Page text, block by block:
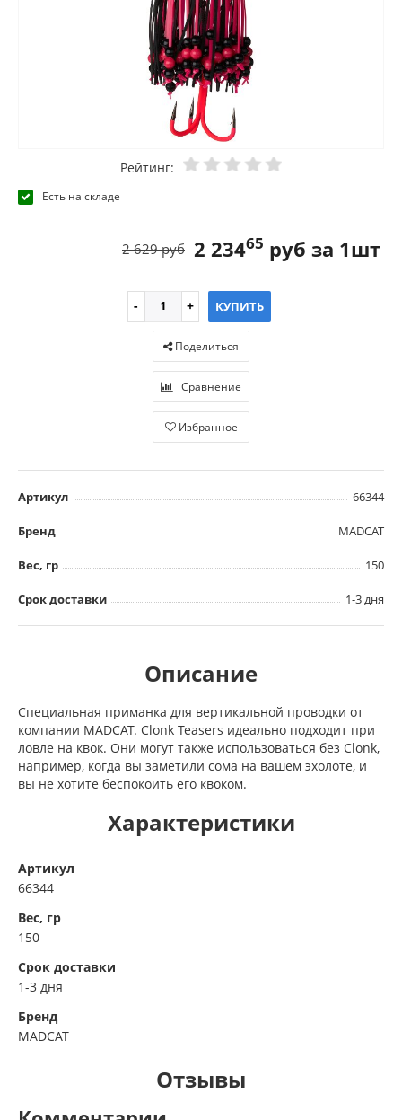
Рейтинг:
Есть на складе
2 23465 руб за 1шт
2 629 руб
КУПИТЬ
Поделиться
Сравнение
Избранное
Артикул 66344
Бренд MADCAT
Вес, гр 150
Срок доставки 1-3 дня
Описание
Специальная приманка для вертикальной проводки от
компании MADCAT. Clonk Teasers идеально подходит при
ловле на квок. Они могут также использоваться без Clonk,
например, когда вы заметили сома на вашем эхолоте, и
вы не хотите беспокоить его квоком.
Характеристики
Артикул
66344
Вес, гр
150
Срок доставки
1-3 дня
Бренд
MADCAT
Отзывы